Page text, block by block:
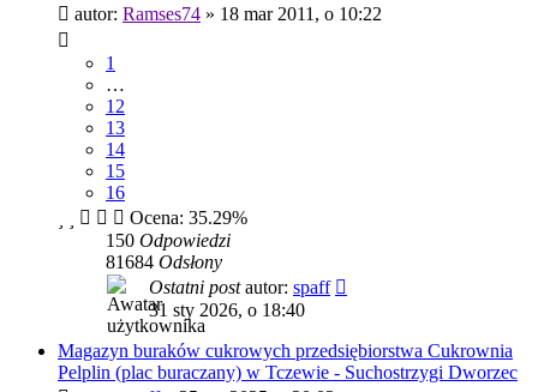
autor: Ramses74 » 18 mar 2011, o 10:22
1
…
12
13
14
15
16
Ocena: 35.29%
150 Odpowiedzi
81684 Odsłony
Ostatni postautor: spaff
31 sty 2026, o 18:40
Magazyn buraków cukrowych przedsiębiorstwa Cukrownia
Pelplin (plac buraczany) w Tczewie - Suchostrzygi Dworzec